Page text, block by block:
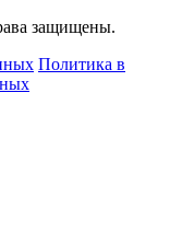
защищены.
Политика в